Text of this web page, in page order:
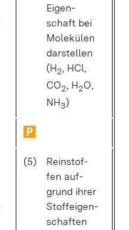
Ei­gen­
schaft bei
Mo­le­kü­len
dar­stel­len
(H2
, HCl,
CO2 , H2O,
NH3)
(5)
Rein­stof­
fen auf­
grund ih­rer
Stof­f­ei­gen­
schaf­ten